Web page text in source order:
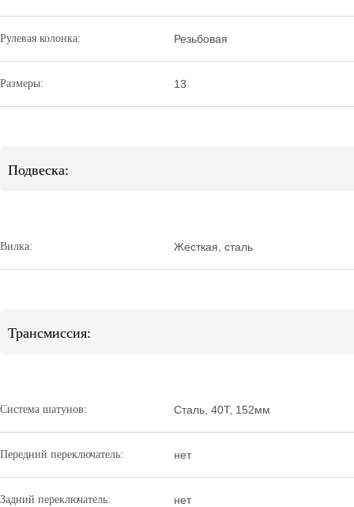
Рулевая колонка: Резьбовая
Размеры: 13
Подвеска:
Вилка: Жесткая, сталь
Трансмиссия:
Система шатунов: Сталь, 40Т, 152мм
Передний переключатель: нет
Задний переключатель: нет